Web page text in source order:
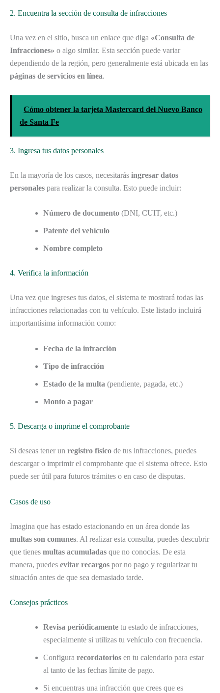
2. Encuentra la sección de consulta de infracciones
Una vez en el sitio, busca un enlace que diga «Consulta de
Infracciones» o algo similar. Esta sección puede variar
dependiendo de la región, pero generalmente está ubicada en las
páginas de servicios en línea.
Cómo obtener la tarjeta Mastercard del Nuevo Banco
de Santa Fe
3. Ingresa tus datos personales
En la mayoría de los casos, necesitarás ingresar datos
personales para realizar la consulta. Esto puede incluir:
Número de documento (DNI, CUIT, etc.)
Patente del vehículo
Nombre completo
4. Verifica la información
Una vez que ingreses tus datos, el sistema te mostrará todas las
infracciones relacionadas con tu vehículo. Este listado incluirá
importantísima información como:
Fecha de la infracción
Tipo de infracción
Estado de la multa (pendiente, pagada, etc.)
Monto a pagar
5. Descarga o imprime el comprobante
Si deseas tener un registro físico de tus infracciones, puedes
descargar o imprimir el comprobante que el sistema ofrece. Esto
puede ser útil para futuros trámites o en caso de disputas.
Casos de uso
Imagina que has estado estacionando en un área donde las
multas son comunes. Al realizar esta consulta, puedes descubrir
que tienes multas acumuladas que no conocías. De esta
manera, puedes evitar recargos por no pago y regularizar tu
situación antes de que sea demasiado tarde.
Consejos prácticos
Revisa periódicamente tu estado de infracciones,
especialmente si utilizas tu vehículo con frecuencia.
Configura recordatorios en tu calendario para estar
al tanto de las fechas límite de pago.
Si encuentras una infracción que crees que es